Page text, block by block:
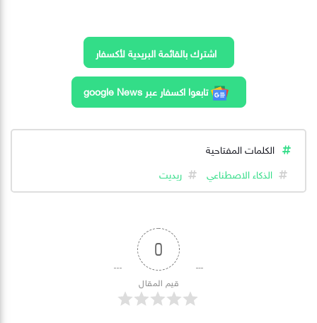
اشترك بالقائمة البريدية لأكسفار
تابعوا اكسفار عبر google News
الكلمات المفتاحية
الذكاء الاصطناعي
ريديت
0
قيم المقال